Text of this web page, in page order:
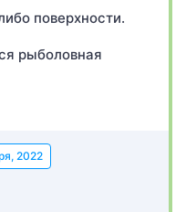
поверхности.
рыболовная
2022